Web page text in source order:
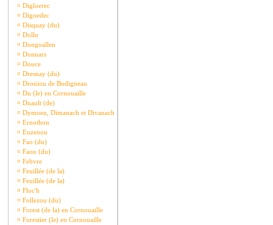
¤ Digloerec
¤ Digoedec
¤ Disquay (du)
¤ Dollo
¤ Dongoallen
¤ Donnars
¤ Douce
¤ Dresnay (du)
¤ Droniou de Bodigneau
¤ Du (le) en Cornouaille
¤ Duault (de)
¤ Dymoen, Dimanach et Divanach
¤ Ernothon
¤ Euzenou
¤ Fao (du)
¤ Faou (du)
¤ Febvre
¤ Feuillée (de la)
¤ Feuillée (de la)
¤ Floc'h
¤ Follezou (du)
¤ Forest (de la) en Cornouaille
¤ Forestier (le) en Cornouaille